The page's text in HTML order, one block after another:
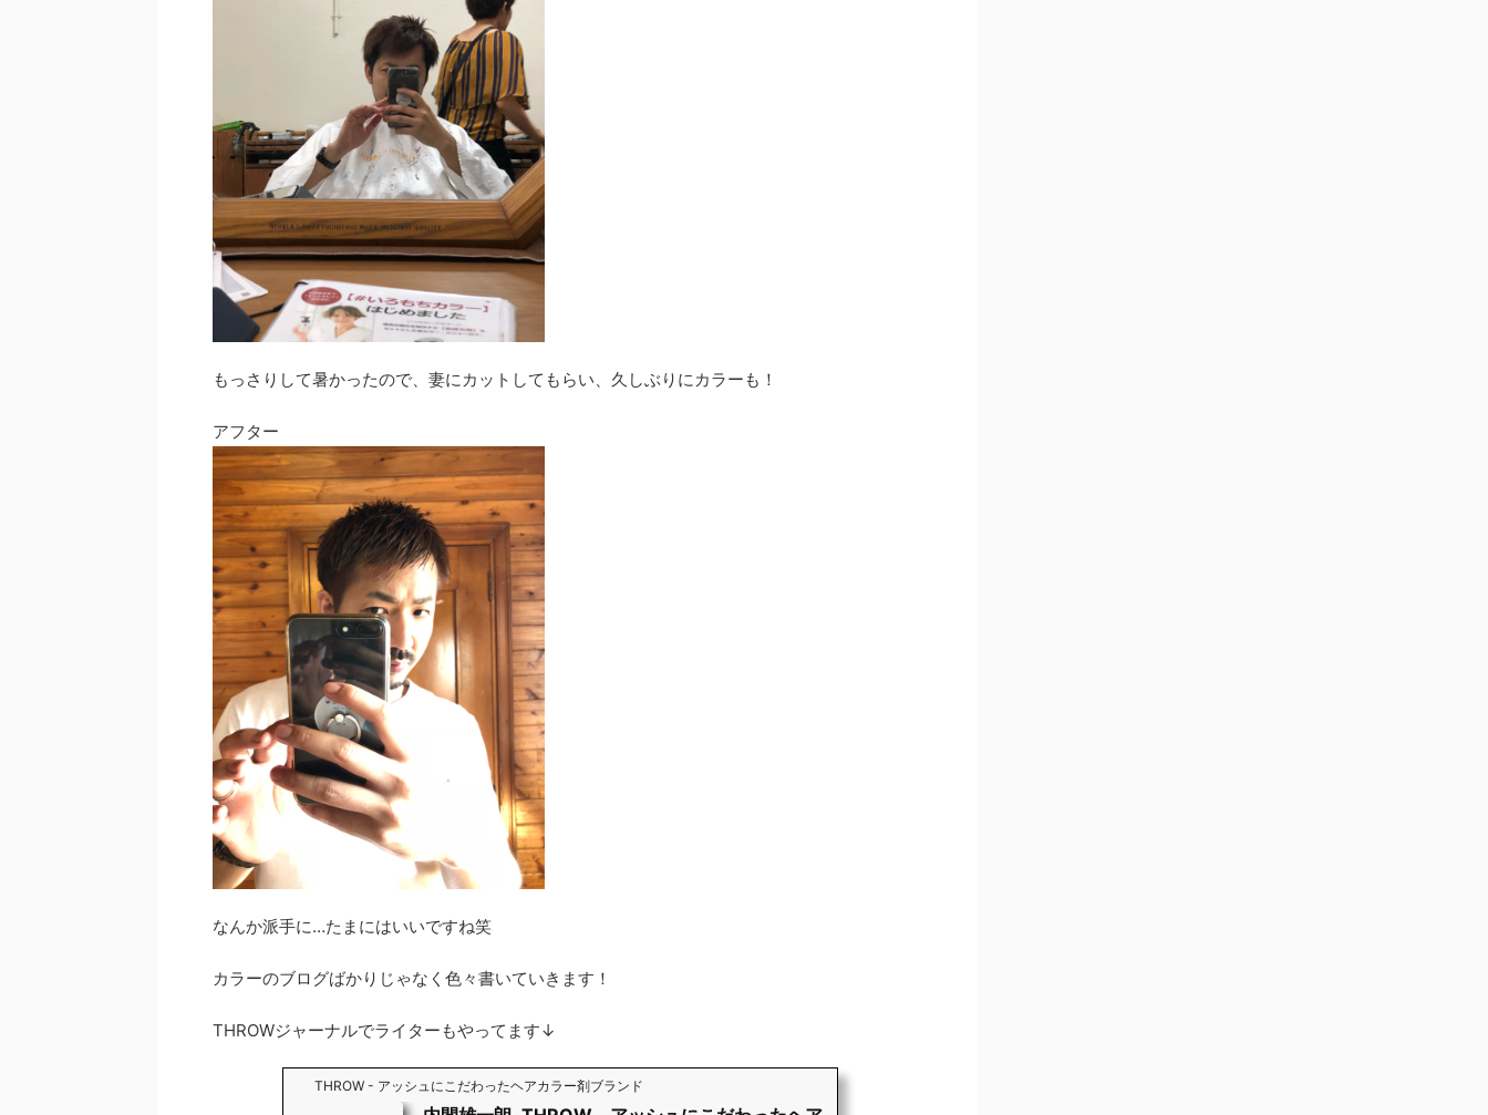
もっさりして暑かったので、妻にカットしてもらい、久しぶりにカラーも！
アフター
なんか派手に…たまにはいいですね笑
カラーのブログばかりじゃなく色々書いていきます！
THROWジャーナルでライターもやってます↓
THROW - アッシュにこだわったヘアカラー剤ブランド